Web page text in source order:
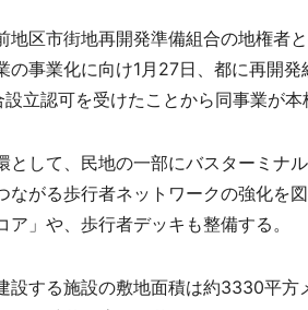
区市街地再開発準備組合の地権者
の事業化に向け1月27日、都に再開発
立認可を受けたことから同事業が本
して、民地の一部にバスターミナ
ながる歩行者ネットワークの強化を
」や、歩行者デッキも整備する。
する施設の敷地面積は約3330平方